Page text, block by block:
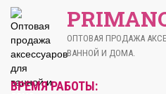
ОПТОВАЯ ПРОДАЖА
ВАННОЙ И ДОМА.
ВРЕМЯ РАБОТЫ: